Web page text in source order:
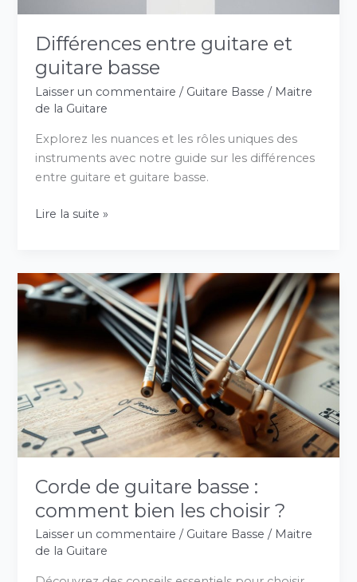
Différences entre guitare et
guitare basse
Laisser un commentaire / Guitare Basse / Maitre
de la Guitare
Explorez les nuances et les rôles uniques des
instruments avec notre guide sur les différences
entre guitare et guitare basse.
Lire la suite »
Corde de guitare basse :
comment bien les choisir ?
Laisser un commentaire / Guitare Basse / Maitre
de la Guitare
Corde
de
basse
:
comment
bien
les
choisir
?